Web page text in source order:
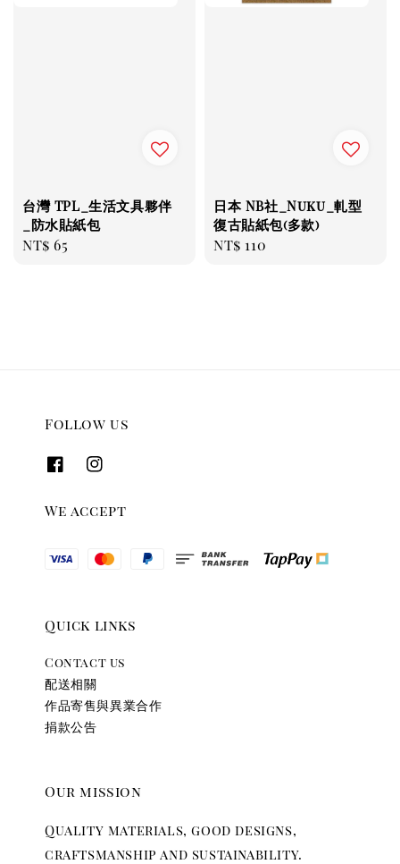
台灣 TPL_生活文具夥伴
_防水貼紙包
Regular
NT$ 65
日本 NB社_Nuku_軋型
復古貼紙包(多款)
Regular
NT$ 110
Follow us
We accept
Quick links
Contact us
配送相關
作品寄售與異業合作
捐款公告
Our mission
Quality materials, good designs,
craftsmanship and sustainability.